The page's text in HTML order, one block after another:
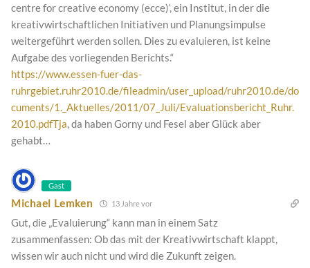
centre for creative economy (ecce)‘, ein Institut, in der die
kreativwirtschaftlichen Initiativen und Planungsimpulse
weitergeführt werden sollen. Dies zu evaluieren, ist keine
Aufgabe des vorliegenden Berichts.“
https://www.essen-fuer-das-
ruhrgebiet.ruhr2010.de/fileadmin/user_upload/ruhr2010.de/do
cuments/1._Aktuelles/2011/07_Juli/Evaluationsbericht_Ruhr.
2010.pdfTja, da haben Gorny und Fesel aber Glück aber
gehabt…
Gast
Michael Lemken 13 Jahre vor
Gut, die „Evaluierung“ kann man in einem Satz
zusammenfassen: Ob das mit der Kreativwirtschaft klappt,
wissen wir auch nicht und wird die Zukunft zeigen.